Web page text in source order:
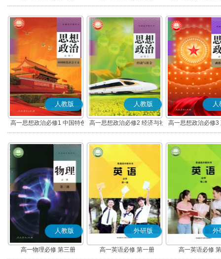
人教版
高一思想政治必修1 中国特色
社会主义(部编版)
人教版
高一思想政治必修2 经济与社
会(部编版)
人
高一思想政治必修3
治(部编版)
人教版
高一物理必修 第三册
外研版
高一英语必修 第一册
外
高一英语必修